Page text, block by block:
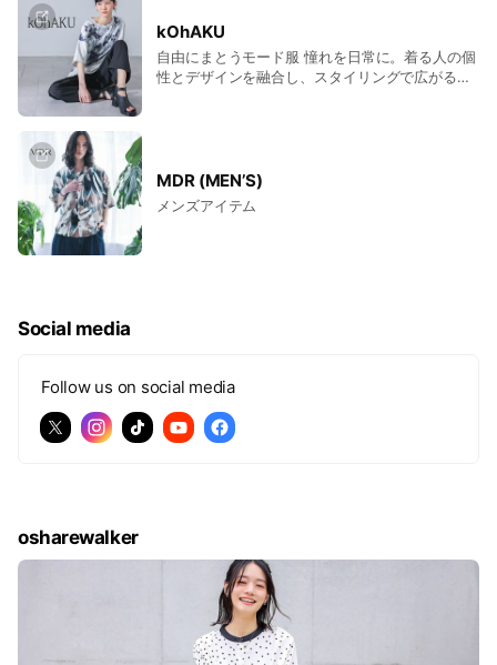
kOhAKU
自由にまとうモード服 憧れを日常に。着る人の個
性とデザインを融合し、スタイリングで広がる可
MDR (MEN’S)
メンズアイテム
Social media
Follow us on social media
osharewalker